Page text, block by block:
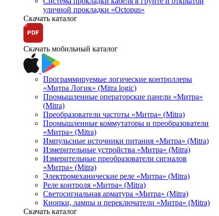
уличной прокладки «Octopus»
Скачать каталог
Скачать мобильный каталог
Программируемые логические контроллеры
«Митра Логик» (Mitra logic)
Промышленные операторские панели «Митра»
(Mitra)
Преобразователи частоты «Митра» (Mitra)
Промышленные коммутаторы и преобразователи
«Митра» (Mitra)
Импульсные источники питания «Митра» (Mitra)
Измерительные устройства «Митра» (Mitra)
Измерительные преобразователи сигналов
«Митра» (Mitra)
Электромеханические реле «Митра» (Mitra)
Реле контроля «Митра» (Mitra)
Светосигнальная арматура «Митра» (Mitra)
Кнопки, лампы и переключатели «Митра» (Mitra)
Скачать каталог